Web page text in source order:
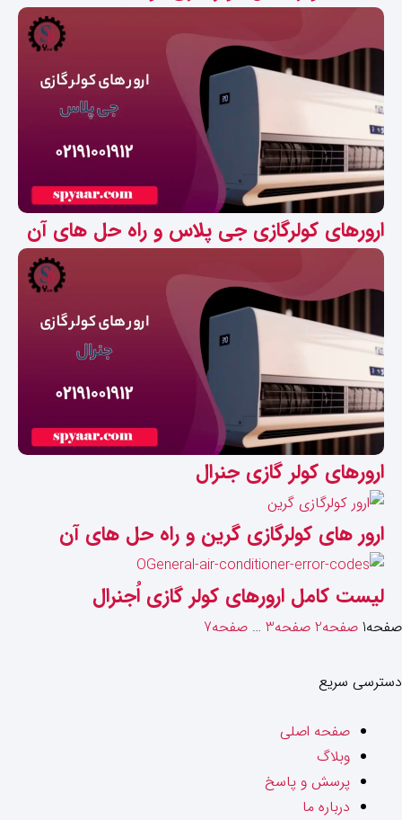
ارورهای کولرگازی جی پلاس و راه حل های آن
ارورهای کولر گازی جنرال
ارور های کولرگازی گرین و راه حل های آن
لیست کامل ارورهای کولر گازی اُجنرال
صفحه1 صفحه2 صفحه3
… صفحه7
دسترسی سریع
صفحه اصلی
وبلاگ
پرسش و پاسخ
درباره ما